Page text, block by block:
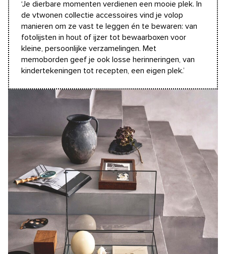
‘Je dierbare momenten verdienen een mooie plek. In
de vtwonen collectie accessoires vind je volop
manieren om ze vast te leggen én te bewaren: van
fotolijsten in hout of ijzer tot bewaarboxen voor
kleine, persoonlijke verzamelingen. Met
memoborden geef je ook losse herinneringen, van
kindertekeningen tot recepten, een eigen plek.’